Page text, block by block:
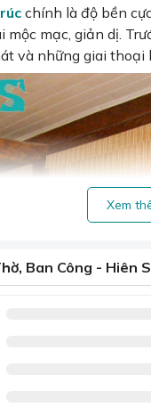
chính là độ bền
mộc mạc, giản dị.
và những giai
Xem
Ban Công - Hiên